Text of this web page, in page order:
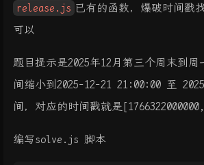
release.js 已有的函数，爆破时间戳
可以
题目提示是2025年12月第三个周末到
间缩小到2025-12-21 21:00:00 至
间，对应的时间戳就是
编写solve.js 脚本